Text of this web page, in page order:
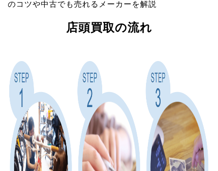
のコツや中古でも売れるメーカーを解説
店頭買取の流れ